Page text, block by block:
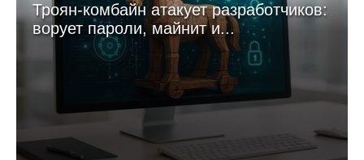
Троян-комбайн атакует разработчиков:
ворует пароли, майнит и...